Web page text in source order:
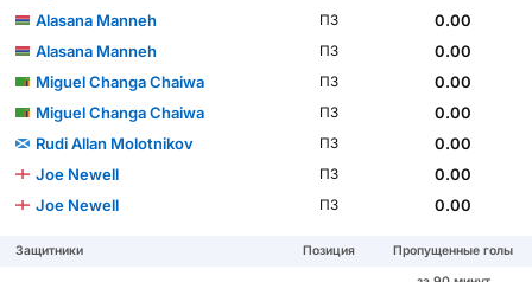
Alasana Manneh
ПЗ
0.00
Alasana Manneh
ПЗ
0.00
Miguel Changa Chaiwa
ПЗ
0.00
Miguel Changa Chaiwa
ПЗ
0.00
Rudi Allan Molotnikov
ПЗ
0.00
Joe Newell
ПЗ
0.00
Joe Newell
ПЗ 0.00
Защитники Позиция
Пропущенные голы